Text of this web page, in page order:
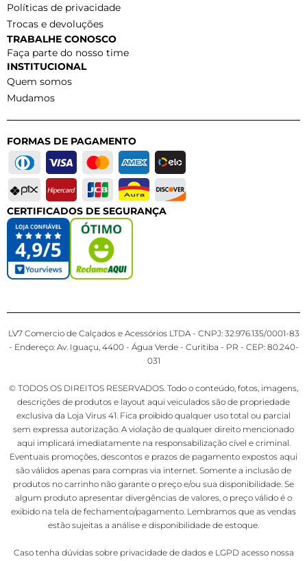
Políticas de privacidade
Trocas e devoluções
TRABALHE CONOSCO
Faça parte do nosso time
INSTITUCIONAL
Quem somos
Mudamos
FORMAS DE PAGAMENTO
CERTIFICADOS DE SEGURANÇA
LV7 Comercio de Calçados e Acessórios LTDA - CNPJ: 32.976.135/0001-83
- Endereço: Av. Iguaçu, 4400 - Água Verde - Curitiba - PR - CEP: 80.240-
031
© TODOS OS DIREITOS RESERVADOS. Todo o conteúdo, fotos, imagens,
descrições de produtos e layout aqui veiculados são de propriedade
exclusiva da Loja Virus 41. Fica proibido qualquer uso total ou parcial
sem expressa autorização. A violação de qualquer direito mencionado
aqui implicará imediatamente na responsabilização cível e criminal.
Eventuais promoções, descontos e prazos de pagamento expostos aqui
são válidos apenas para compras via internet. Somente a inclusão de
produtos no carrinho não garante o preço e/ou sua disponibilidade. Se
algum produto apresentar divergências de valores, o preço válido é o
exibido na tela de fechamento/pagamento. Lembramos que as vendas
estão sujeitas a análise e disponibilidade de estoque.
Caso tenha dúvidas sobre privacidade de dados e LGPD acesso nossa